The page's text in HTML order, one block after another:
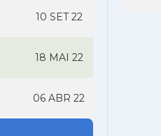
10 SET 22
18 MAI 22
06 ABR 22